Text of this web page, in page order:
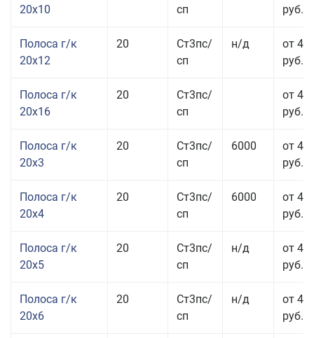
20x10
сп
руб.
Полоса г/к
20x12
20
Ст3пс/
сп
н/д
от 44
руб.
Полоса г/к
20x16
20
Ст3пс/
сп
от 48
руб.
Полоса г/к
20x3
20
Ст3пс/
сп
6000
от 47
руб.
Полоса г/к
20x4
20
Ст3пс/
сп
6000
от 44
руб.
Полоса г/к
20x5
20
Ст3пс/
сп
н/д
от 43
руб.
Полоса г/к
20x6
20
Ст3пс/
сп
н/д
от 45
руб.